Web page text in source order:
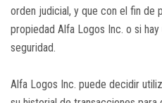
orden judicial, y que con el fin de
propiedad Alfa Logos Inc. o si
seguridad.
Alfa Logos Inc. puede decidir